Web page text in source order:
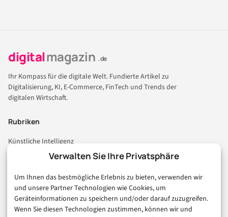
Verwalten Sie Ihre Privatsphäre
Um Ihnen das bestmögliche Erlebnis zu bieten, verwenden wir
und unsere Partner Technologien wie Cookies, um
Geräteinformationen zu speichern und/oder darauf zuzugreifen.
Wenn Sie diesen Technologien zustimmen, können wir und
digitalmagazin .de
Ihr Kompass für die digitale Welt. Fundierte Artikel zu
Digitalisierung, KI, E-Commerce, FinTech und Trends der
digitalen Wirtschaft.
Rubriken
Künstliche Intelligenz
Technologie & IT
Consumer & Digital Life
Marketing
Finanzen & FinTech